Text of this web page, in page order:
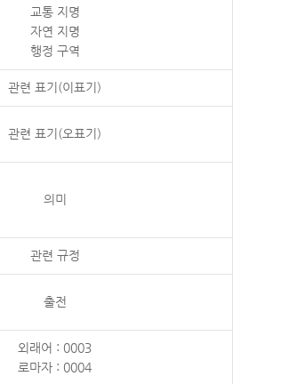
교통 지명
자연 지명
행정 구역
관련 표기(이표기)
관련 표기(오표기)
의미
관련 규정
출전
외래어 : 0003
로마자 : 0004